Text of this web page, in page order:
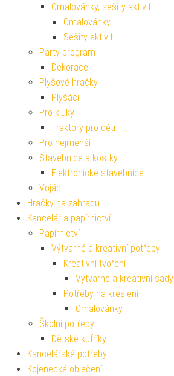
Omalovánky, sešity aktivit
Omalovánky
Sešity aktivit
Party program
Dekorace
Plyšové hračky
Plyšáci
Pro kluky
Traktory pro děti
Pro nejmenší
Stavebnice a kostky
Elektronické stavebnice
Vojáci
Hračky na zahradu
Kancelář a papírnictví
Papírnictví
Výtvarné a kreativní potřeby
Kreativní tvoření
Výtvarné a kreativní sady
Potřeby na kreslení
Omalovánky
Školní potřeby
Dětské kufříky
Kancelářské potřeby
Kojenecké oblečení